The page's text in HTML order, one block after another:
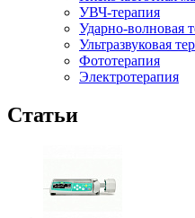
УВЧ-терапия
Ударно-волновая
Ультразвуковая
Фототерапия
Электротерапия
Статьи